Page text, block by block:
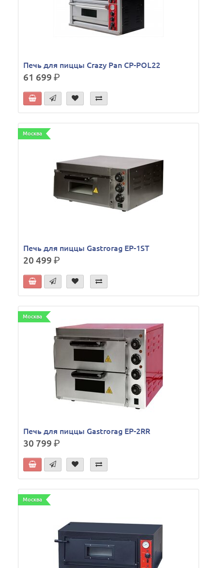
Печь для пиццы Crazy Pan CP-POL22
61 699р.
Москва
Печь для пиццы Gastrorag EP-1ST
20 499р.
Москва
Печь для пиццы Gastrorag EP-2RR
30 799р.
Москва